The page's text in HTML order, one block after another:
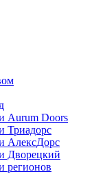
Aurum Doors
Триадорс
АлексДорс
Дворецкий
регионов